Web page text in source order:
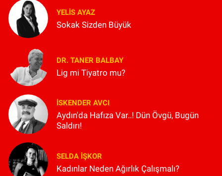
YELIS AYAZ
Sokak Sizden Büyük
DR. TANER BALBAY
Lig mi Tiyatro mu?
İSKENDER AVCI
Aydın'da Hafıza Var..! Dün Övgü, Bugün
Saldırı!
SELDA İŞKOR
Kadınlar Neden Ağırlık Çalışmalı?